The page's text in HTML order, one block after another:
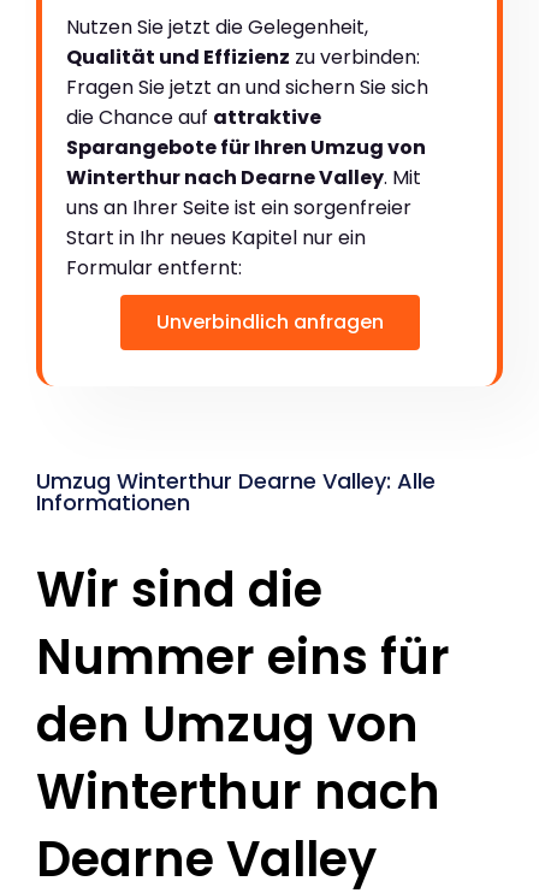
Nutzen Sie jetzt die Gelegenheit,
Qualität und Effizienz zu verbinden:
Fragen Sie jetzt an und sichern Sie sich
die Chance auf attraktive
Sparangebote für Ihren Umzug von
Winterthur nach Dearne Valley. Mit
uns an Ihrer Seite ist ein sorgenfreier
Start in Ihr neues Kapitel nur ein
Formular entfernt:
Unverbindlich anfragen
Umzug Winterthur Dearne Valley: Alle
Informationen
Wir sind die
Nummer eins für
den Umzug von
Winterthur nach
Dearne Valley